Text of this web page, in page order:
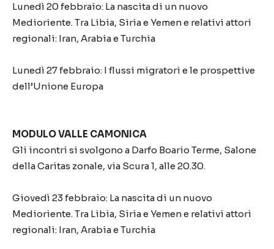
Lunedì 20 febbraio: La nascita di un nuovo
Medioriente. Tra Libia, Siria e Yemen e relativi attori
regionali: Iran, Arabia e Turchia
Lunedì 27 febbraio: I flussi migratori e le prospettive
dell’Unione Europa
MODULO VALLE CAMONICA
Gli incontri si svolgono a Darfo Boario Terme, Salone
della Caritas zonale, via Scura 1, alle 20.30.
Giovedì 23 febbraio: La nascita di un nuovo
Medioriente. Tra Libia, Siria e Yemen e relativi attori
regionali: Iran, Arabia e Turchia